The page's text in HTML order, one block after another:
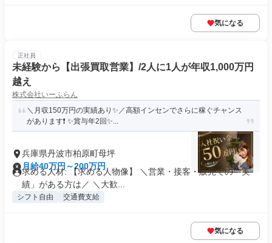
気になる
正社員
未経験から【出張買取営業】/2人に1人が年収1,000万円
越え
株式会社いーふらん
＼月収150万円の実績あり✨／高額インセンでさらに稼ぐチャンス
があります❗ ✨賞与年2回✨...
兵庫県丹波市柏原町母坪
月給40万円～200万円
求める人材: 【求める人物像】 ＼営業・接客・販売での「実
績」がある方は／ ＼大歓...
シフト自由 交通費支給
気になる